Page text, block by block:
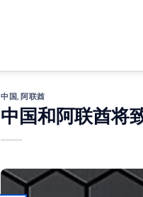
中国 ,阿联酋
中国和阿联酋将